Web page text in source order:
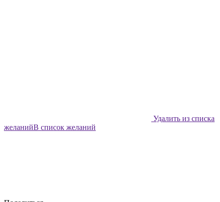
Удалить из списка
желанийВ список желаний